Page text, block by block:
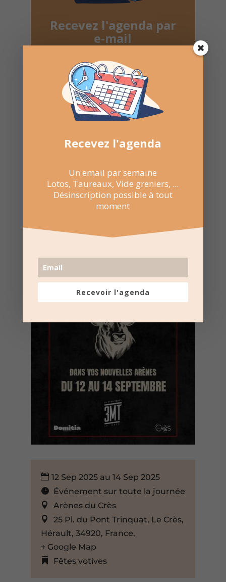
Recevez l'agenda par
e-mail
Lotos, Taureaux, Marchés de Noël, ...
Désinscription possible à tout moment
Recevoir l'agenda chaque
12 Sep 2025 au 14 Sep 2025
Événement sur toute la journée
Arènes du Crès
25 Pl. du Pont Trinquat, Le Crès,
Hérault, 34920, France,
+ Google Map
Fêtes votives
Recevez l'agenda
Un email par semaine
Lotos, Taureaux, Vide greniers, ...
Désinscription possible à tout
moment
Recevoir l'agenda